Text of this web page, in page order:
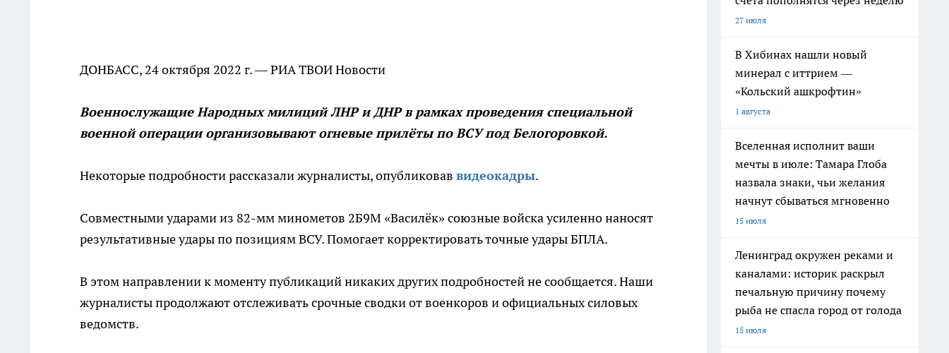
ДОНБАСС, 24 октября 2022 г. — РИА ТВОИ Новости
Военнослужащие Народных милиций ЛНР и ДНР в рамках проведения специальной
военной операции организовывают огневые прилёты по ВСУ под Белогоровкой.
Некоторые подробности рассказали журналисты, опубликовав видеокадры.
Совместными ударами из 82-мм минометов 2Б9М «Василёк» союзные войска усиленно наносят
результативные удары по позициям ВСУ. Помогает корректировать точные удары БПЛА.
В этом направлении к моменту публикаций никаких других подробностей не сообщается. Наши
журналисты продолжают отслеживать срочные сводки от военкоров и официальных силовых
ведомств.
27 июля
В Хибинах нашли новый
минерал с иттрием —
«Кольский ашкрофтин»
1 августа
Вселенная исполнит ваши
мечты в июле: Тамара Глоба
назвала знаки, чьи желания
начнут сбываться мгновенно
15 июля
Ленинград окружен реками и
каналами: историк раскрыл
печальную причину почему
рыба не спасла город от голода
15 июля